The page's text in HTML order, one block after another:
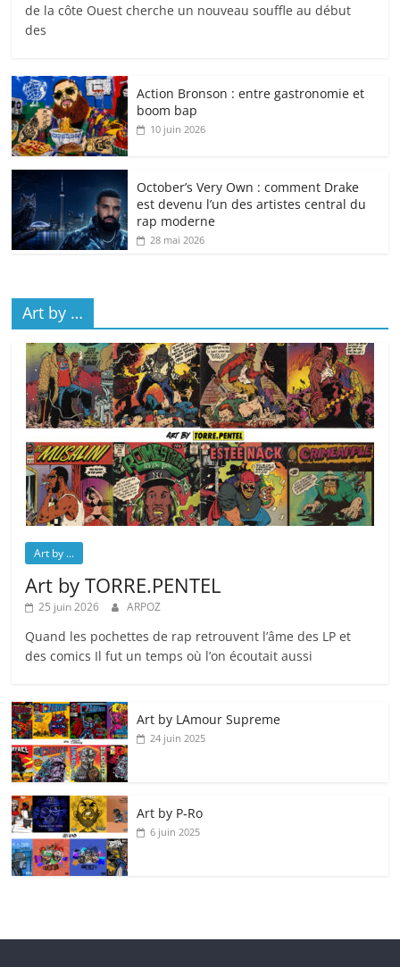
de la côte Ouest cherche un nouveau souffle au début
des
Action Bronson : entre gastronomie et
boom bap
10 juin 2026
October’s Very Own : comment Drake
est devenu l’un des artistes central du
rap moderne
28 mai 2026
Art by …
Art by ...
Art by TORRE.PENTEL
25 juin 2026 ARPOZ
Quand les pochettes de rap retrouvent l’âme des LP et
des comics Il fut un temps où l’on écoutait aussi
Art by LAmour Supreme
24 juin 2025
Art by P‑Ro
6 juin 2025